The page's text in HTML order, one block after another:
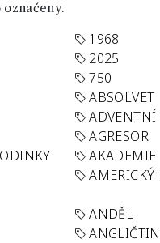
1968
2025
750
ABSOLVET
ADVENTNÍ
AGRESOR
AKADEMIE
AMERICKÝ
ANDĚL